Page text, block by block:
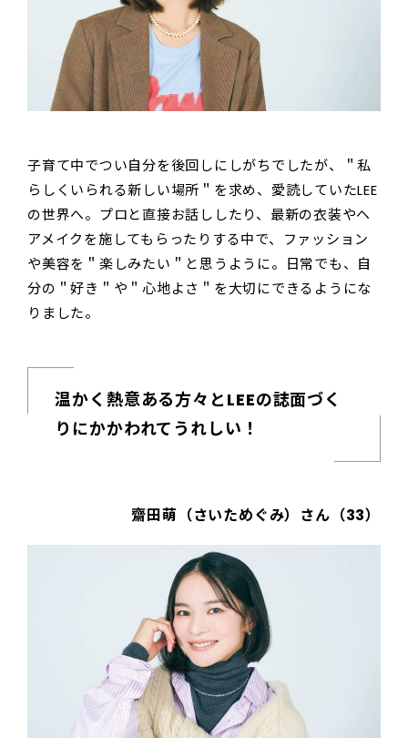
子育て中でつい自分を後回しにしがちでしたが、＂私
らしくいられる新しい場所＂を求め、愛読していたLEE
の世界へ。プロと直接お話ししたり、最新の衣装やヘ
アメイクを施してもらったりする中で、ファッション
や美容を＂楽しみたい＂と思うように。日常でも、自
分の＂好き＂や＂心地よさ＂を大切にできるようにな
りました。
温かく熱意ある方々とLEEの誌面づく
りにかかわれてうれしい！
齋田萌（さいためぐみ）さん（33）